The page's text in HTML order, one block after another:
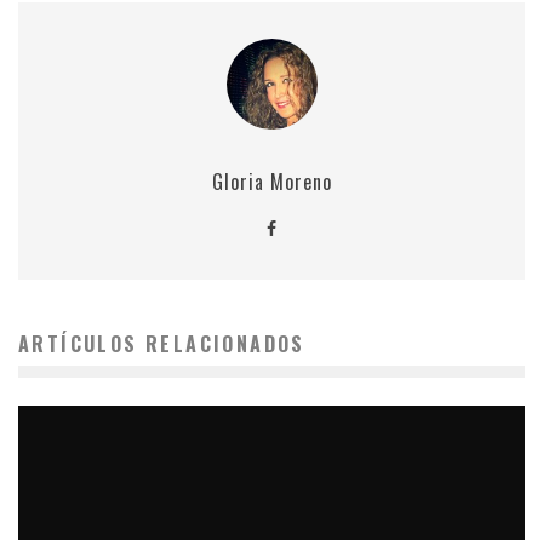
Gloria Moreno
ARTÍCULOS RELACIONADOS